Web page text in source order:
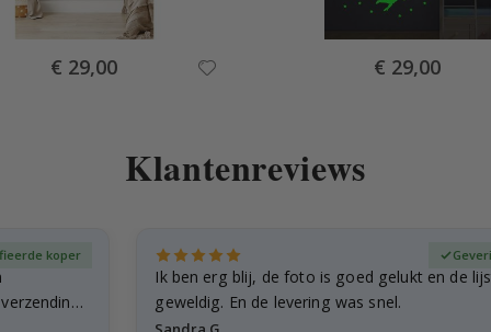
Special
Price
€ 29,00 Special
Price
€ 29,00
Klantenreviews
koper
Ik ben erg blij, de foto is goed gelukt en de
geweldig. En de levering was snel.